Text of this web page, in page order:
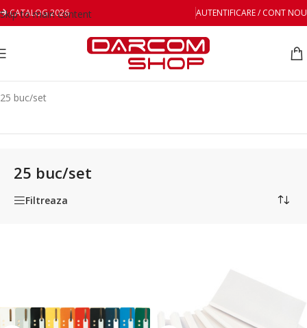
Skip to main content
CATALOG 2026 AUTENTIFICARE / CONT NOU
Ambalare produs/25 buc/set
25 buc/set
25 buc/set
Filtreaza